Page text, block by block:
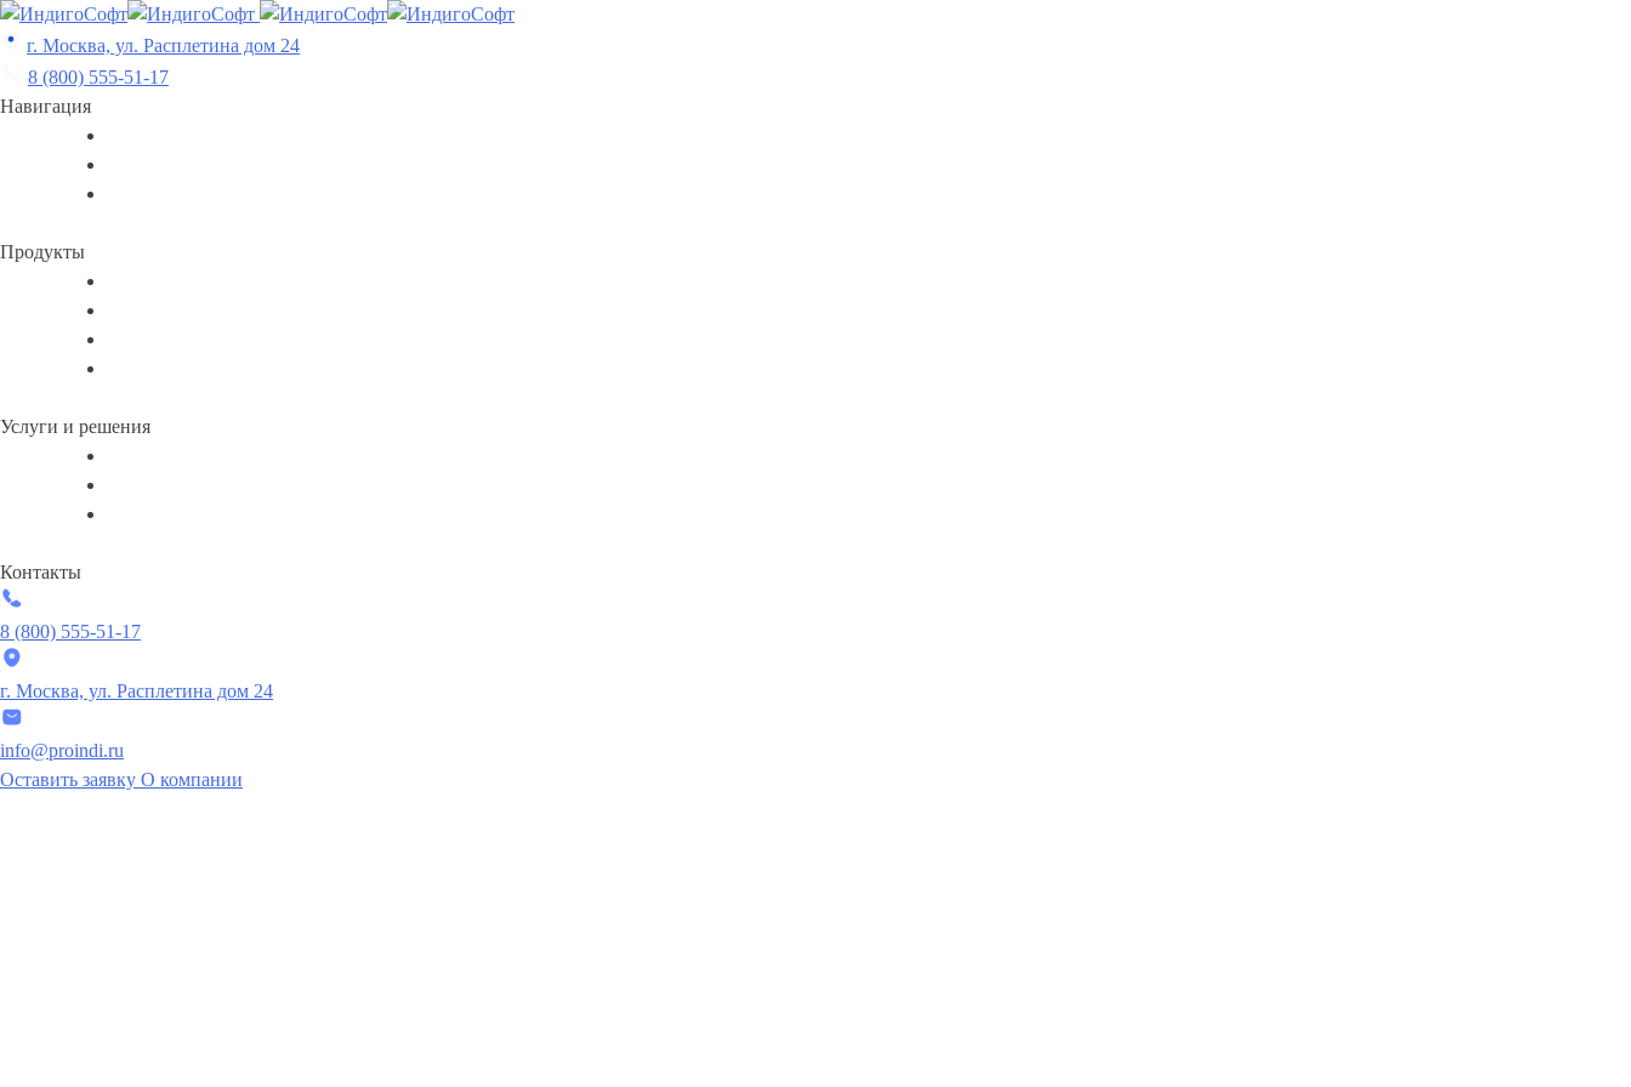
Skip
to
content
г. Москва, ул. Расплетина дом 24
8 (800) 555-51-17
Навигация
Продукты
Услуги и решения
Контакты
8 (800) 555-51-17
г. Москва, ул. Расплетина дом 24
info@proindi.ru
Оставить заявку О компании